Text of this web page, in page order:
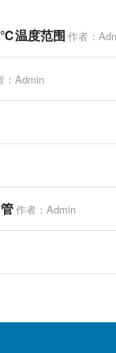
温度范围 作者：
：Admin
作者：Admin